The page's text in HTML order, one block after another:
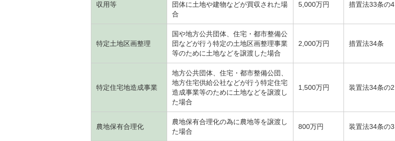
収用等
団体に土地や建物などが買収された場
合
5,000万円 措置法33条の4
特定土地区画整理
国や地方公共団体、住宅・都市整備公
団などが行う特定の土地区画整理事業
等のために土地などを譲渡した場合
2,000万円 措置法34条
特定住宅地造成事業
地方公共団体、住宅・都市整備公団、
地方住宅供給公社などが行う特定住宅
造成事業等のために土地などを譲渡し
た場合
1,500万円 装置法34条の2
農地保有合理化
農地保有合理化の為に農地等を譲渡し
た場合
800万円 装置法34条の3